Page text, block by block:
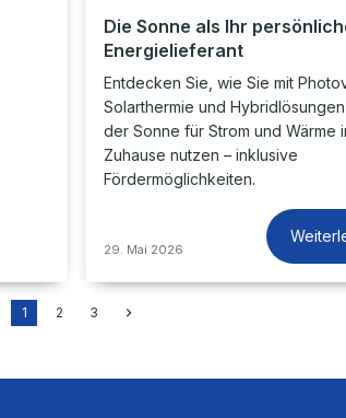
Die Sonne als Ihr
Energielieferant
Entdecken Sie, wie Sie mit
Solarthermie und
der Sonne für Strom und Wärme
Zuhause nutzen – inklusive
Fördermöglichkeiten.
29. Mai 2026
1 2 3